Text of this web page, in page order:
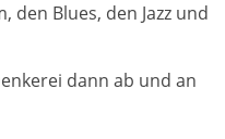
den Blues, den Jazz und
dann ab und an